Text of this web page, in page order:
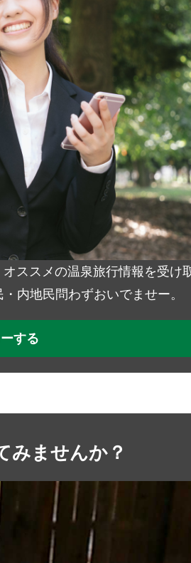
ススメの温泉旅行情報を受け
内地民問わずおいでませー。
する
みませんか？